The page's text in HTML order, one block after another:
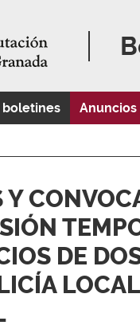
boletines Anuncios
Y
DE